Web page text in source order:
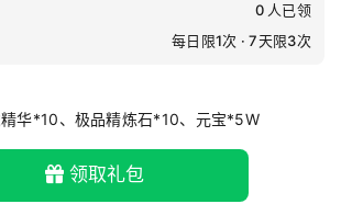
0 人已领
每日限1次 · 7天限3次
华*10、极品精炼石*10、元宝*5W
领取礼包